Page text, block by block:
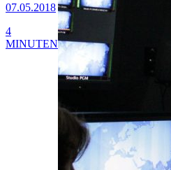
07.05.2018
4
MINUTEN